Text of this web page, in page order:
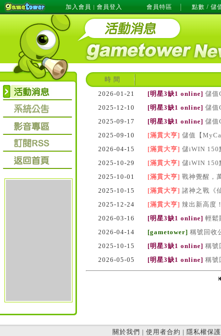
加入會員 | 會員登入 會員特區 點數 / 儲
時 間
2026-01-21
[明星3缺1 online] 儲值
2025-12-10
[明星3缺1 online] 儲值
2025-09-17
[明星3缺1 online] 儲值
2025-09-10
[滿貫大亨] 儲值【
2026-04-15
[滿貫大亨] 儲iWIN 150
2025-10-29
[滿貫大亨] 儲iWIN 150
2025-10-01
[滿貫大亨] 戰神覺醒，
2025-10-15
[滿貫大亨] 諸神之戰《
2025-12-24
[滿貫大亨] 辣出新高度
2026-03-16
[明星3缺1 online] 輕鬆
2026-04-14
[gametower] 稱號回收
2025-10-15
[明星3缺1 online] 稱號
2026-05-05
[明星3缺1 online] 稱號
關於我們 | 使用者合約 | 隱私權保護